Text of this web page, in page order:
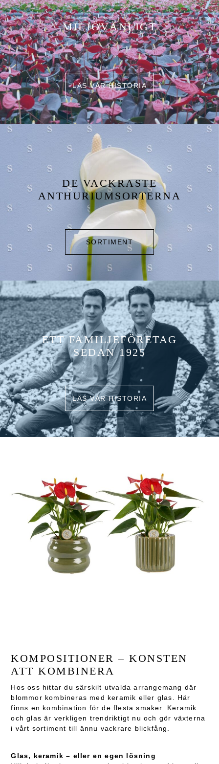
MILJÖVÄNLIGT
LÄS VÅR HISTORIA
DE VACKRASTE
ANTHURIUMSORTERNA
SORTIMENT
ETT FAMILJEFÖRETAG
SEDAN 1925
LÄS VÅR HISTORIA
KOMPOSITIONER – KONSTEN
ATT KOMBINERA
Hos oss hittar du särskilt utvalda arrangemang där
blommor kombineras med keramik eller glas. Här
finns en kombination för de flesta smaker. Keramik
och glas är verkligen trendriktigt nu och gör växterna
i vårt sortiment till ännu vackrare blickfång.
Glas, keramik – eller en egen lösning